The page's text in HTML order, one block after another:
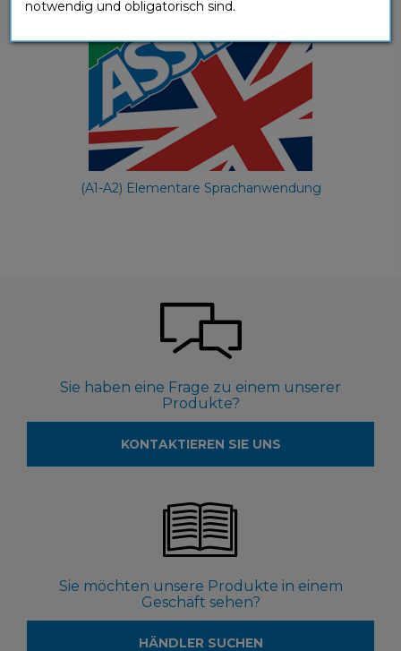
(A1-A2) Elementare Sprachanwendung
Sie haben eine Frage zu einem unserer
Produkte?
KONTAKTIEREN SIE UNS
Sie möchten unsere Produkte in einem
Geschäft sehen?
HÄNDLER SUCHEN
notwendig und obligatorisch sind.